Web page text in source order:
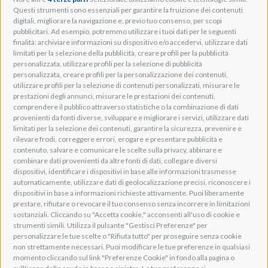
Questi strumenti sono essenziali per garantire la fruizione dei contenuti
digitali, migliorare la navigazione e, previo tuo consenso, per scopi
pubblicitari. Ad esempio, potremmo utilizzare i tuoi dati per le seguenti
finalità: archiviare informazioni su dispositivo e/o accedervi, utilizzare dati
limitati per la selezione della pubblicità, creare profili per la pubblicità
personalizzata, utilizzare profili per la selezione di pubblicità
personalizzata, creare profili per la personalizzazione dei contenuti,
utilizzare profili per la selezione di contenuti personalizzati, misurare le
prestazioni degli annunci, misurare le prestazioni dei contenuti,
comprendere il pubblico attraverso statistiche o la combinazione di dati
provenienti da fonti diverse, sviluppare e migliorare i servizi, utilizzare dati
limitati per la selezione dei contenuti, garantire la sicurezza, prevenire e
rilevare frodi, correggere errori, erogare e presentare pubblicità e
contenuto, salvare e comunicare le scelte sulla privacy, abbinare e
combinare dati provenienti da altre fonti di dati, collegare diversi
dispositivi, identificare i dispositivi in base alle informazioni trasmesse
automaticamente, utilizzare dati di geolocalizzazione precisi, riconoscere i
dispositivi in base a informazioni richieste attivamente. Puoi liberamente
prestare, rifiutare o revocare il tuo consenso senza incorrere in limitazioni
sostanziali. Cliccando su "Accetta cookie," acconsenti all'uso di cookie e
strumenti simili. Utilizza il pulsante "Gestisci Preferenze" per
personalizzare le tue scelte o "Rifiuta tutto" per proseguire senza cookie
non strettamente necessari. Puoi modificare le tue preferenze in qualsiasi
momento cliccando sul link "Preferenze Cookie" in fondo alla pagina o
Via della Zarga, 50
Lavis, 38015 TN, Italy
Tel: +39 0461 248211
P.IVA: IT01262500224
PEC: pec@pec.adeogroup.it
SDI: T04ZHR3
info@adeogroup.it
Adeo ProAV
Adeo HomeAV
Adeo Screen
Screen Research
Adeum Cinema Suite